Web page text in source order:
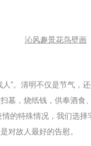
沁风趣景花鸟壁画
”。清明不仅是节气，
墓，烧纸钱，供奉酒
的特殊情况，我们选
对故人最好的告慰。